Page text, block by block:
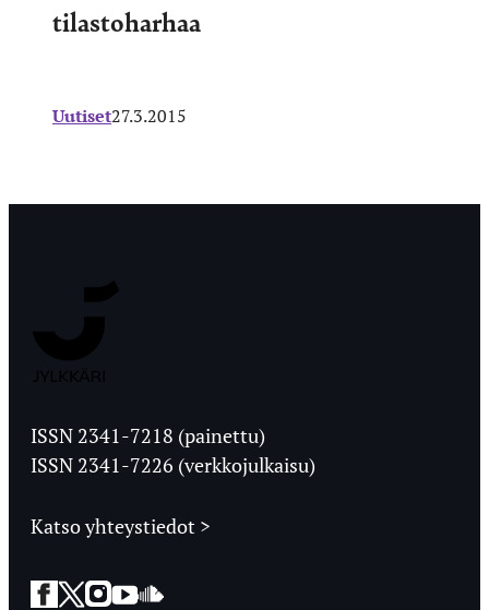
tilastoharhaa
Uutiset27.3.2015
Ylioppilaslehti
ISSN 2341-7218 (painettu)
ISSN 2341-7226 (verkkojulkaisu)
Katso yhteystiedot >
Facebook
Twitter
Instagram
YouTube
SoundCloud